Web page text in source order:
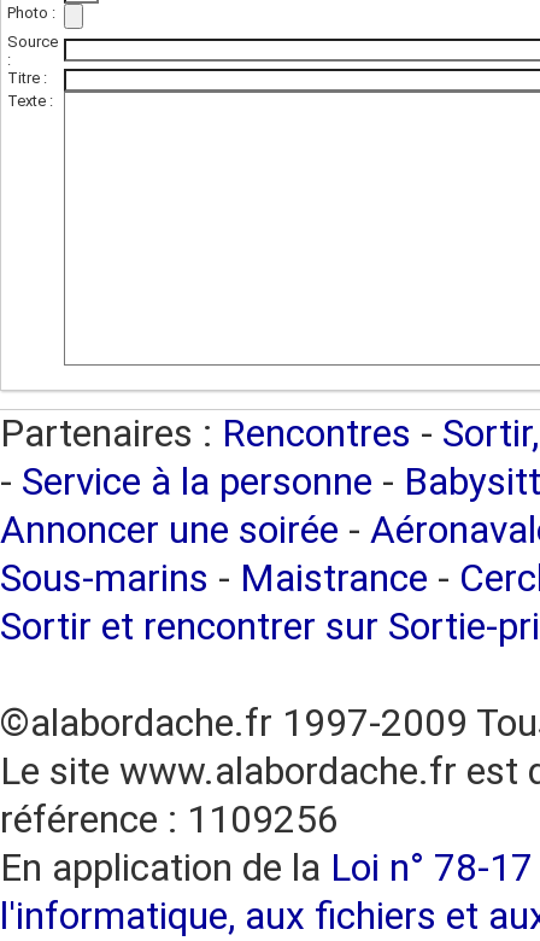
Photo :
Source
:
Titre :
Texte :
Partenaires : Rencontres -
- Service à la personne -
Annoncer une soirée -
Sous-marins - Maistrance -
Sortir et rencontrer sur Sortie-
©alabordache.fr 1997-2009
Le site www.alabordache.fr est
référence : 1109256
En application de la Loi n° 78-
l'informatique, aux fichiers et